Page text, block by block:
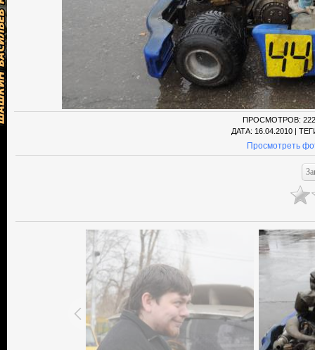
ПРОСМОТРОВ:
ДАТА: 16.04.2010 |
Просмотреть